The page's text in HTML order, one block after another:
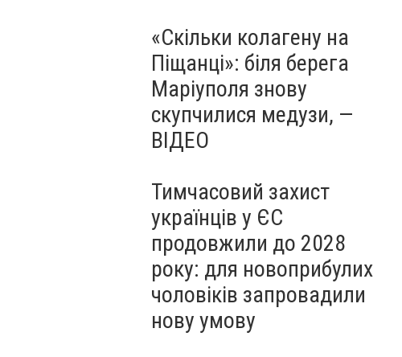
«Скільки колагену на
Піщанці»: біля берега
Маріуполя знову
скупчилися медузи, —
ВІДЕО
Тимчасовий захист
українців у ЄС
продовжили до 2028
року: для новоприбулих
чоловіків запровадили
нову умову